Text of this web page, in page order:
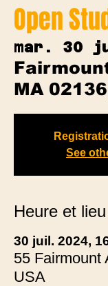
Open
mar. 30
MA
See
Heure et lieu
30 juil. 2024,
55 Fairmount
USA